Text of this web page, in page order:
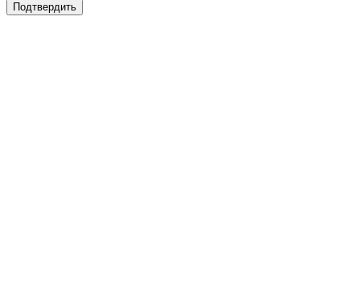
Подтвердить